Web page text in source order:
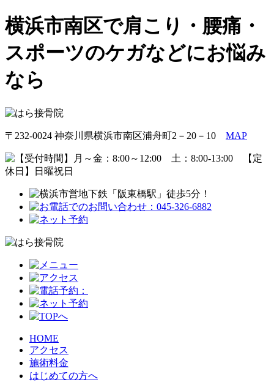
横浜市南区で肩こり・腰痛・
スポーツのケガなどにお悩み
なら
〒232-0024 神奈川県横浜市南区浦舟町2－20－10 MAP
HOME
アクセス
施術料金
はじめての方へ